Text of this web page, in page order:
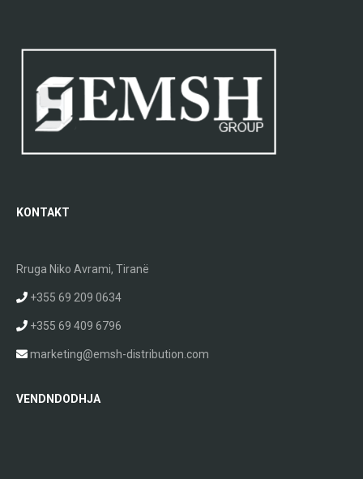
KONTAKT
Rruga Niko Avrami, Tiranë
+355 69 209 0634
+355 69 409 6796
marketing@emsh-distribution.com
VENDNDODHJA